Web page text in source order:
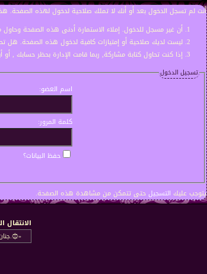
أنت لم تسجل الدخول بعد أو أنك لا تملك صلاحية لدخول لهذه الصفحة.
أن غير مسجل للدخول. إملاء الاستمارة أدنى هذه الصفحة وحاول
ليست لديك صلاحية أو إمتيازات كافية لدخول هذه الصفحة. هل
إذا كنت تحاول كتابة مشاركة, ربما قامت الإدارة بحظر حسابك ,
تسجيل الدخول
اسم العضو:
كلمة المرور:
حفظ البيانات؟
يتوجب عليك التسجيلحتى تتمكن من مشاهدة هذه الصفحة.
الانتقال